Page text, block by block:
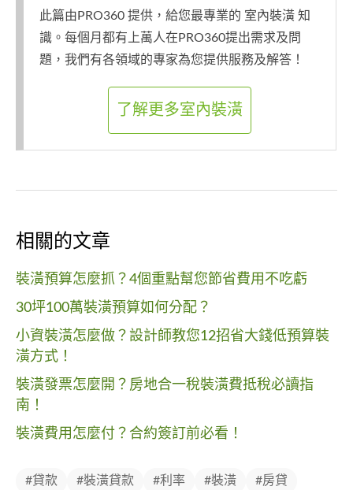
此篇由PRO360 提供，給您最專業的 室內裝潢 知
識。每個月都有上萬人在PRO360提出需求及問
題，我們有各領域的專家為您提供服務及解答！
了解更多室內裝潢
相關的文章
裝潢預算怎麼抓？4個重點幫您節省費用不吃虧
30坪100萬裝潢預算如何分配？
小資裝潢怎麼做？設計師教您12招省大錢低預算裝
潢方式！
裝潢發票怎麼開？房地合一稅裝潢費抵稅必讀指
南！
裝潢費用怎麼付？合約簽訂前必看！
#貸款 #裝潢貸款 #利率 #裝潢 #房貸